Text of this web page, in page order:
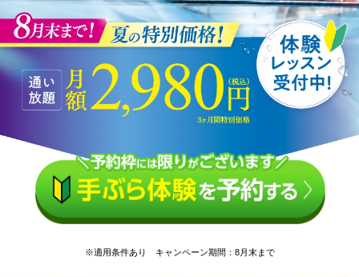
※適用条件あり キャンペーン期間：8月末まで